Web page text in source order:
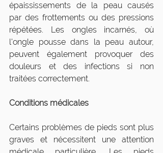
épaississements de la peau causés
par des frottements ou des pressions
répétées. Les ongles incarnés, où
l'ongle pousse dans la peau autour,
peuvent également provoquer des
douleurs et des infections si non
traitées correctement.
Conditions médicales
Certains problèmes de pieds sont plus
graves et nécessitent une attention